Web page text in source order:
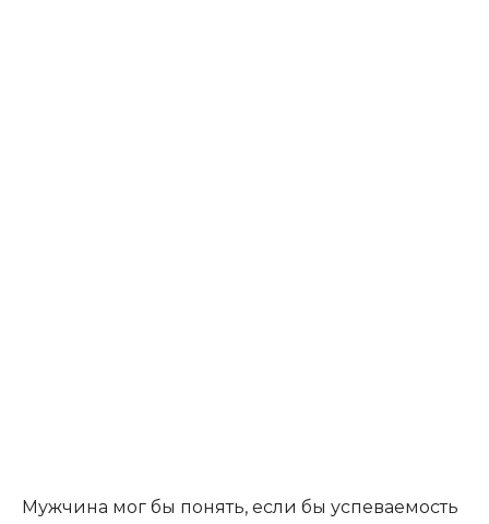
Мужчина мог бы понять, если бы успеваемость